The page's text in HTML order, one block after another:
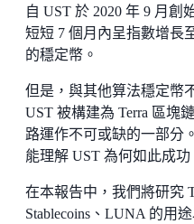
自 UST 於 2020 年 9 月
短短 7 個月內呈指數增長
的穩定幣。
但是，與其他算法穩定幣
UST 被構建為 Terra 區塊
路運作不可或缺的一部分
能理解 UST 為何如此成功
在本報告中，我們將研究
Stablecoins、LUNA 的用